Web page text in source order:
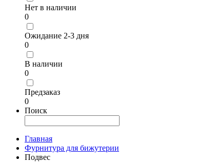
Нет в наличии
0
Ожидание 2-3 дня
0
В наличии
0
Предзаказ
0
Поиск
Главная
Фурнитура для бижутерии
Подвес